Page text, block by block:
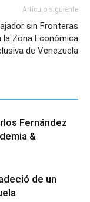
Artículo siguiente
sin Fronteras
la Zona Económica
de Venezuela
Fernández
&
de un